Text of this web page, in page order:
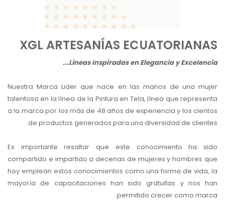
XGL ARTESANÍAS ECUATORIANAS
Líneas Inspiradas en Elegancia y Excelencia...
Nuestra Marca Lider que nace en las manos de una mujer
talentosa en la línea de la Pintura en Tela, línea que representa
a la marca por los más de 48 años de experiencia y los cientos
de productos generados para una diversidad de clientes.
Es importante resaltar que este conocimiento ha sido
compartido e impartido a decenas de mujeres y hombres que
hoy emplean estos conocimientos como una forma de vida, la
mayoría de capacitaciones han sido gratuitas y nos han
permitido crecer como marca.